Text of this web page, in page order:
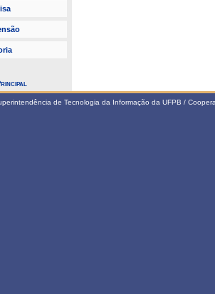
de Tecnologia da Informação da UFPB /